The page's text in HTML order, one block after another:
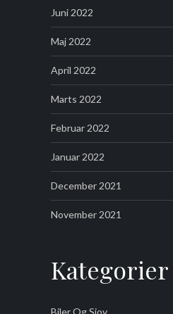
Juni 2022
Maj 2022
April 2022
Marts 2022
Februar 2022
Januar 2022
December 2021
November 2021
Kategorier
Biler Og Sjov